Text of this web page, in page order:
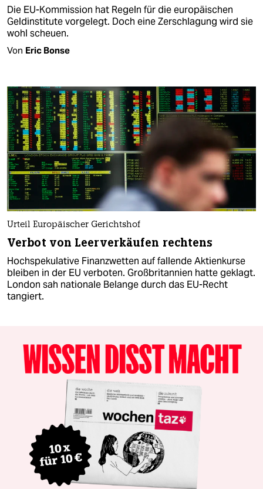
Die EU-Kommission hat Regeln für die europäischen
Geldinstitute vorgelegt. Doch eine Zerschlagung wird sie
wohl scheuen.
Von Eric Bonse
Urteil Europäischer Gerichtshof
Verbot von Leerverkäufen rechtens
Hochspekulative Finanzwetten auf fallende Aktienkurse
bleiben in der EU verboten. Großbritannien hatte geklagt.
London sah nationale Belange durch das EU-Recht
tangiert.